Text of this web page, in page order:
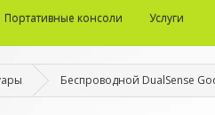
Портативные консоли Услуги
Беспроводной DualSense